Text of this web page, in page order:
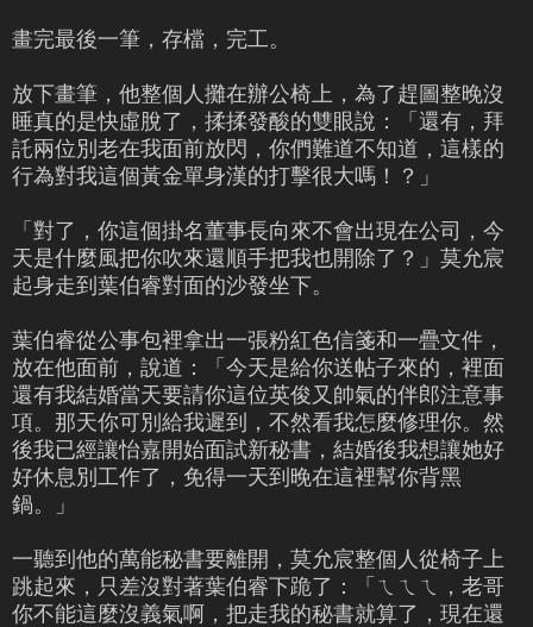
畫完最後一筆，存檔，完工。
放下畫筆，他整個人攤在辦公椅上，為了趕圖整晚沒
睡真的是快虛脫了，揉揉發酸的雙眼說：「還有，拜
託兩位別老在我面前放閃，你們難道不知道，這樣的
行為對我這個黃金單身漢的打擊很大嗎！？」
「對了，你這個掛名董事長向來不會出現在公司，今
天是什麼風把你吹來還順手把我也開除了？」莫允宸
起身走到葉伯睿對面的沙發坐下。
葉伯睿從公事包裡拿出一張粉紅色信箋和一疊文件，
放在他面前，說道：「今天是給你送帖子來的，裡面
還有我結婚當天要請你這位英俊又帥氣的伴郎注意事
項。那天你可別給我遲到，不然看我怎麼修理你。然
後我已經讓怡嘉開始面試新秘書，結婚後我想讓她好
好休息別工作了，免得一天到晚在這裡幫你背黑
鍋。」
一聽到他的萬能秘書要離開，莫允宸整個人從椅子上
跳起來，只差沒對著葉伯睿下跪了：「ㄟㄟㄟ，老哥
你不能這麼沒義氣啊，把走我的秘書就算了，現在還